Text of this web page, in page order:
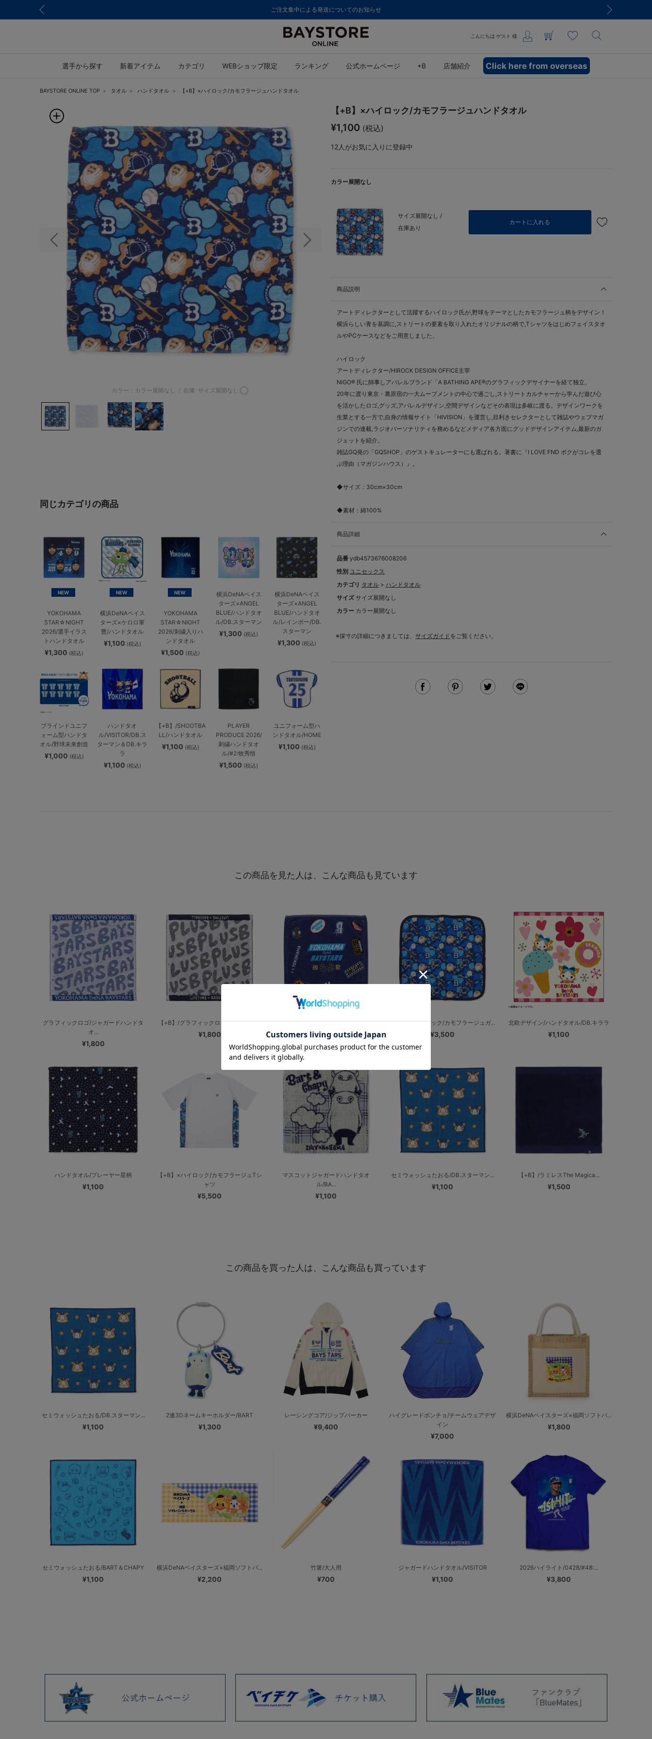
いてのお知らせ 8,000円(税込)以上のご購入で送料無料
こんにちは ゲスト 様
選手から探す 新着アイテム カテゴリ WEBショップ限定 ランキング 公式ホームページ +B 店舗紹介 Click here from overseas
BAYSTORE ONLINE TOP タオル ハンドタオル 【+B】×ハイロック/カモフラージュハンドタオル
前の画像 次の画像
カラー：カラー展開なし / 在庫 サイズ展開なし:◯
同じカテゴリの商品
NEW
YOKOHAMA
STAR☆NIGHT
2026/選手イラス
トハンドタオル
¥1,300 (税込)
NEW
横浜DeNAベイス
ターズ×ケロロ軍
曹/ハンドタオル
¥1,100 (税込)
NEW
YOKOHAMA
STAR☆NIGHT
2026/刺繍入りハ
ンドタオル
¥1,500 (税込)
横浜DeNAベイス
ターズ×ANGEL
BLUE/ハンドタオ
ル/DB.スターマン
¥1,300 (税込)
横浜DeNAベイス
ターズ×ANGEL
BLUE/ハンドタオ
ル/レインボー/DB.
スターマン
¥1,300 (税込)
ブラインドユニフ
ォーム型ハンドタ
オル/野球未来創造
¥1,000 (税込)
ハンドタオ
ル/VISITOR/DB.ス
ターマン＆DB.キラ
ラ
¥1,100 (税込)
【+B】/SHOOTBA
LL/ハンドタオル
¥1,100 (税込)
PLAYER
PRODUCE 2026/
刺繍ハンドタオ
ル/#2:牧秀悟
¥1,500 (税込)
ユニフォーム型ハ
ンドタオル/HOME
¥1,100 (税込)
【+B】×ハイロック/カモフラージュハンドタオル
¥1,100 (税込)
12人がお気に入りに登録中
カラー展開なし
サイズ展開なし /
在庫あり
カートに入れる
商品説明
アートディレクターとして活躍するハイロック氏が,野球をテーマとしたカモフラージュ柄をデザイン！
横浜らしい青を基調に,ストリートの要素を取り入れたオリジナルの柄で,Tシャツをはじめフェイスタオ
ルやPCケースなどをご用意しました。
ハイロック
アートディレクター/HIROCK DESIGN OFFICE主宰
NIGO® 氏に師事しアパレルブランド「A BATHING APE®のグラフィックデサイナーを経て独立。
20年に渡り東京・裏原宿の一大ムーブメントの中心で過ごし,ストリートカルチャーから学んだ遊び心
を活かしたロゴ,グッズ,アパレルデザイン,空間デザインなどその表現は多岐に渡る。デザインワークを
生業とする一方で,自身の情報サイト「HIVISION」を運営し,目利きセレクターとして雑誌やウェブマガ
ジンでの連載,ラジオパーソナリティを務めるなどメディア各方面にグッドデザインアイテム,最新のガ
ジェットを紹介。
雑誌GQ発の「GQSHOP」のゲストキュレーターにも選ばれる。著書に『I LOVE FND ボクがコレを選
ぶ理由（マガジンハウス）』。
◆サイズ：30cm×30cm
◆素材：綿100%
商品詳細
品番 ydb4573676008206
性別 ユニセックス
カテゴリ タオル > ハンドタオル
サイズ サイズ展開なし
カラー カラー展開なし
※採寸の詳細につきましては、 サイズガイドをご覧ください。
この商品を見た人は、こんな商品も見ています
グラフィックロゴ/ジャガードハンドタ
オ...
¥1,800
【+B】/グラフィックロゴ/ジャガード...
¥1,800
レーシングコア/ハンドタオル
¥1,500
【+B】×ハイロック/カモフラージュガ...
¥3,500
北欧デザイン/ハンドタオル/DB.キララ
¥1,100
ハンドタオル/プレーヤー星柄
¥1,100
【+B】×ハイロック/カモフラージュTシ
ャツ
¥5,500
マスコットジャガードハンドタオ
ル/BA...
¥1,100
セミウォッシュたおる/DB.スターマン...
¥1,100
【+B】/ラミレスThe Magica...
¥1,500
この商品を買った人は、こんな商品も買っています
セミウォッシュたおる/DB.スターマン...
¥1,100
2連3Dネームキーホルダー/BART
¥1,300
レーシングコア/ジップパーカー
¥9,400
ハイグレードポンチョ/チームウェアデザ
イン
¥7,000
横浜DeNAベイスターズ×福岡ソフトバ...
¥1,800
セミウォッシュたおる/BART＆CHAPY
¥1,100
横浜DeNAベイスターズ×福岡ソフトバ...
¥2,200
竹箸/大人用
¥700
ジャガードハンドタオル/VISITOR
¥1,100
2026ハイライト/0428/#48:...
¥3,800